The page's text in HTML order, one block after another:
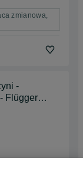
zmianowa,
-
Flügger